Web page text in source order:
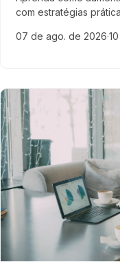
com estratégias
07 de ago. de 2026·